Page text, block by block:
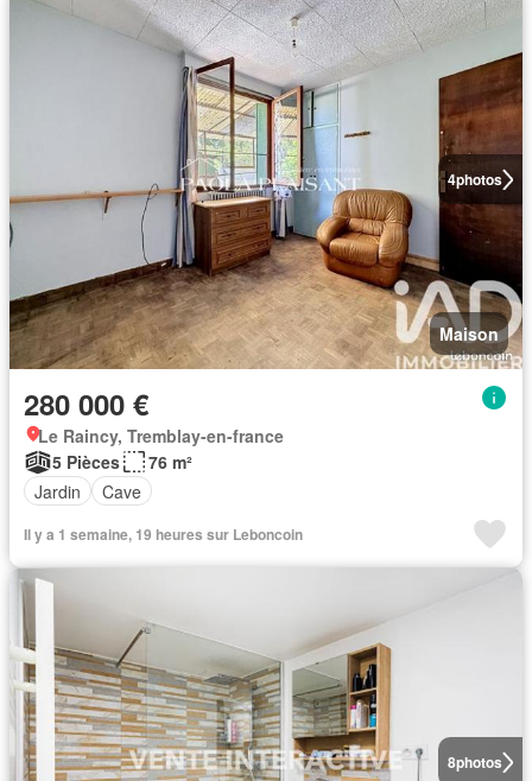
4photos
Maison
280 000 €
Le Raincy, Tremblay-en-france
5 Pièces
76 m²
Jardin
Cave
Il y a 1 semaine, 19 heures sur Leboncoin
8photos